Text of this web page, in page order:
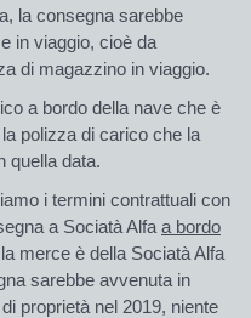
la consegna sarebbe
in viaggio, cioè da
di magazzino in viaggio.
a bordo della nave che è
polizza di carico che la
quella data.
i termini contrattuali con
a Sociatà Alfa a bordo
merce è della Sociatà Alfa
sarebbe avvenuta in
proprietà nel 2019, niente